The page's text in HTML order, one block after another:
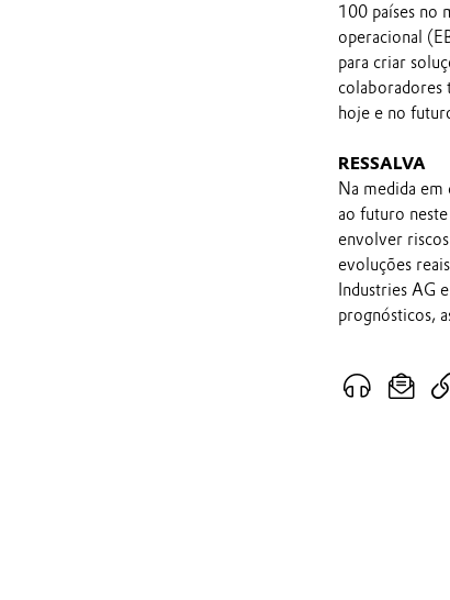
100 países no
operacional
para criar
colaboradores
hoje e no
RESSALVA
Na medida em
ao futuro
envolver
evoluções
Industries AG
prognósticos,